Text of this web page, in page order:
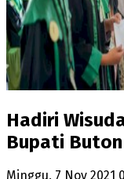
Hadiri
Bupati
Minggu, 7 Nov 2021